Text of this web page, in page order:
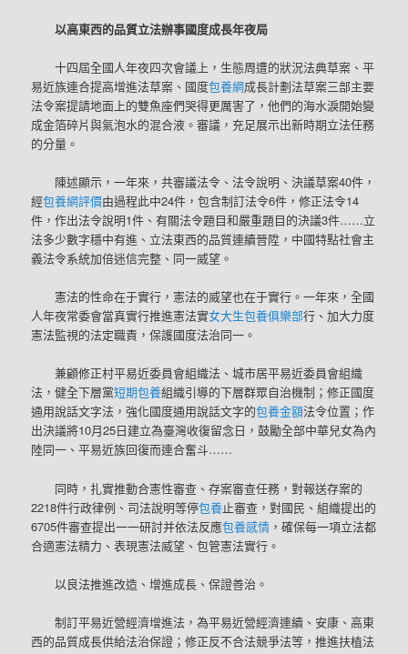
以高東西的品質立法辦事國度成長年夜局
十四屆全國人年夜四次會議上，生態周遭的狀況法典草案、平
易近族連合提高增進法草案、國度包養網成長計劃法草案三部主要
法令案提請地面上的雙魚座們哭得更厲害了，他們的海水淚開始變
成金箔碎片與氣泡水的混合液。審議，充足展示出新時期立法任務
的分量。
陳述顯示，一年來，共審議法令、法令說明、決議草案40件，
經包養網評價由過程此中24件，包含制訂法令6件，修正法令14
件，作出法令說明1件、有關法令題目和嚴重題目的決議3件……立
法多少數字穩中有進、立法東西的品質連續晉陞，中國特點社會主
義法令系統加倍迷信完整、同一威望。
憲法的性命在于實行，憲法的威望也在于實行。一年來，全國
人年夜常委會當真實行推進憲法實女大生包養俱樂部行、加大力度
憲法監視的法定職責，保護國度法治同一。
兼顧修正村平易近委員會組織法、城市居平易近委員會組織
法，健全下層黨短期包養組織引導的下層群眾自治機制；修正國度
通用說話文字法，強化國度通用說話文字的包養金額法令位置；作
出決議將10月25日建立為臺灣收復留念日，鼓勵全部中華兒女為內
陸同一、平易近族回復而連合奮斗……
同時，扎實推動合憲性審查、存案審查任務，對報送存案的
2218件行政律例、司法說明等停包養止審查，對國民、組織提出的
6705件審查提出一一研討并依法反應包養感情 ，確保每一項立法都
合適憲法精力、表現憲法威望、包管憲法實行。
以良法推進改造、增進成長、保證善治。
制訂平易近營經濟增進法，為平易近營經濟連續、安康、高東
西的品質成長供給法治保證；修正反不合法競爭法等，推進扶植法